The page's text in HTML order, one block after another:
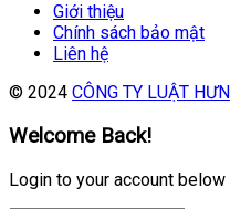
Giới thiệu
Chính sách bảo mật
Liên hệ
© 2024 CÔNG TY LUẬT
Welcome Back!
Login to your account below